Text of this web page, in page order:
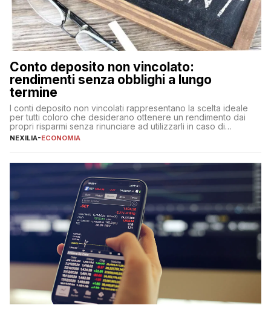
Conto deposito non vincolato:
rendimenti senza obblighi a lungo
termine
I conti deposito non vincolati rappresentano la scelta ideale
per tutti coloro che desiderano ottenere un rendimento dai
propri risparmi senza rinunciare ad utilizzarli in caso di
necessità. A differenza delle forme vincolate tradizionali,
flessibilità e rendimento. Come funzionano […]
NEXILIA-ECONOMIA